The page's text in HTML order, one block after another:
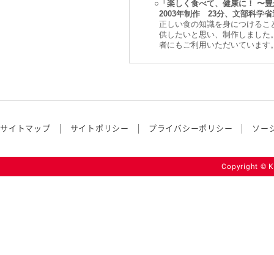
○ 「楽しく食べて、健康に！ 〜
2003年制作 23分、文部科学省
正しい食の知識を身につける
供したいと思い、制作しまし
者にもご利用いただいています
サイトマップ サイトポリシー プライバシーポリシー ソー
Copyright ©